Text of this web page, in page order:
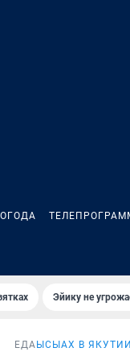
Эйику не
ЕДА ЫСЫАХ В ЯКУТИИ